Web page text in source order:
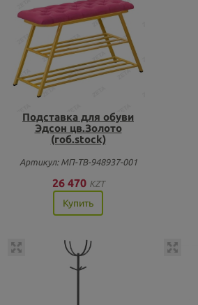
Подставка для обуви
Эдсон цв.Золото
(гоб.stock)
Артикул: МП-ТВ-948937-001
26 470 KZT
Купить